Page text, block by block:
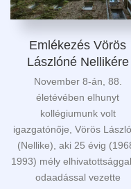
Emlékezés Vörös
Lászlóné Nellikére
November 8-án, 88.
életévében elhunyt
kollégiumunk volt
igazgatónője, Vörös
(Nellike), aki 25 évig
1993) mély
odaadással vezette